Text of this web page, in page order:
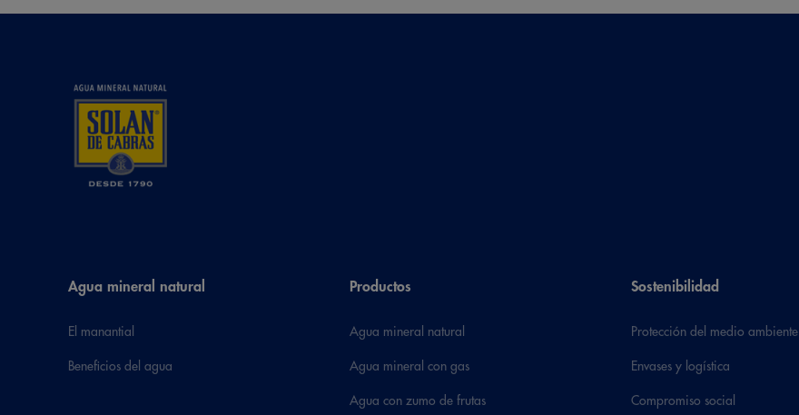
Agua mineral natural
El manantial
Beneficios del agua
Productos
Agua mineral natural
Agua mineral con gas
Agua con zumo de frutas
Sostenibilidad
Protección del medio ambiente
Envases y logística
Compromiso social